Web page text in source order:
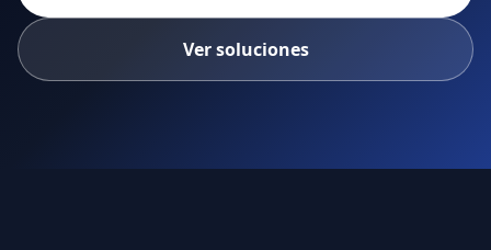
Ver soluciones